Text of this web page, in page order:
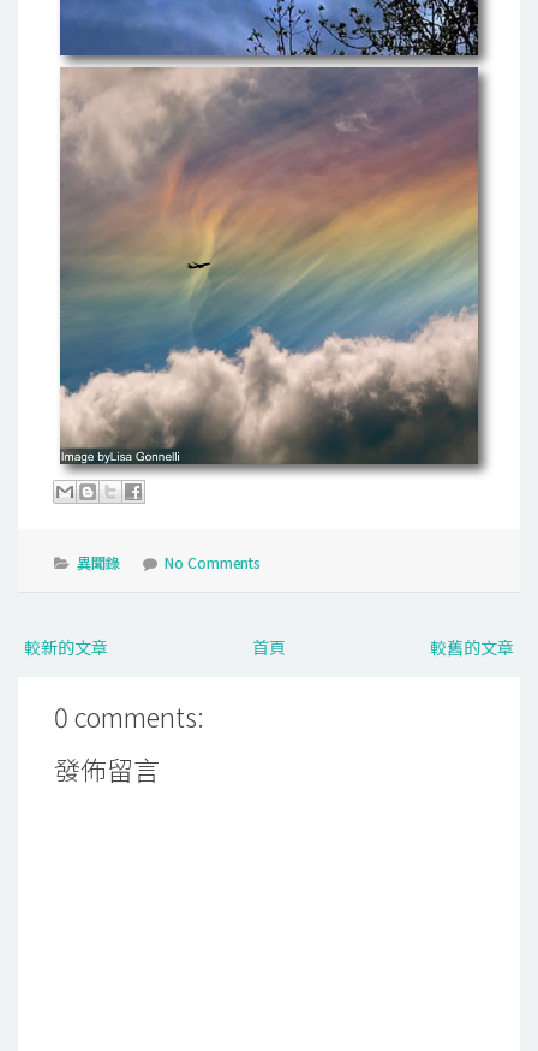
異聞錄 No Comments
較新的文章 較舊的文章
首頁
0 comments:
發佈留言